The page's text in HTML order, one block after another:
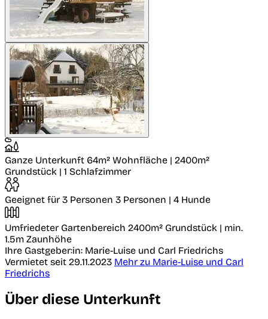
Ganze Unterkunft 64m² Wohnfläche | 2400m²
Grundstück | 1 Schlafzimmer
Geeignet für 3 Personen 3 Personen | 4 Hunde
Umfriedeter Gartenbereich 2400m² Grundstück | min.
1.5m Zaunhöhe
Ihre Gastgeber:in: Marie-Luise und Carl Friedrichs
Vermietet seit 29.11.2023 Mehr zu Marie-Luise und Carl
Friedrichs
Über diese Unterkunft